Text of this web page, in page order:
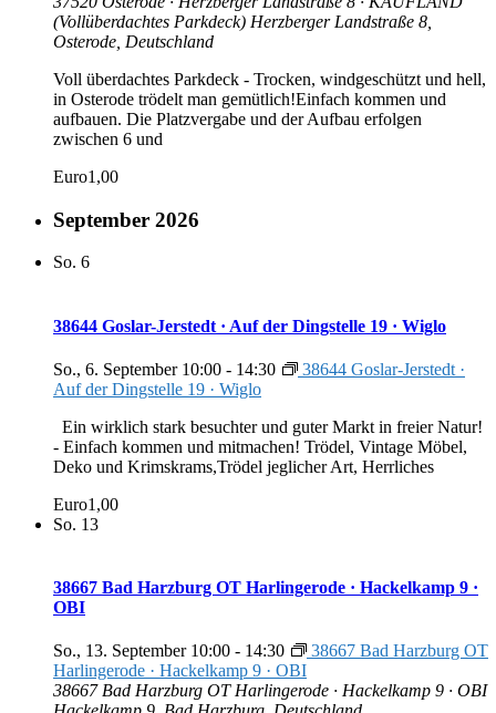
(Vollüberdachtes Parkdeck) Herzberger Landstraße 8,
Osterode, Deutschland
Voll überdachtes Parkdeck - Trocken, windgeschützt und hell,
in Osterode trödelt man gemütlich!Einfach kommen und
aufbauen. Die Platzvergabe und der Aufbau erfolgen
zwischen 6 und
Euro1,00
September 2026
So. 6
38644 Goslar-Jerstedt · Auf der Dingstelle 19 · Wiglo
So., 6. September 10:00 - 14:30
38644 Goslar-Jerstedt ·
Auf der Dingstelle 19 · Wiglo
Ein wirklich stark besuchter und guter Markt in freier Natur!
- Einfach kommen und mitmachen! Trödel, Vintage Möbel,
Deko und Krimskrams,Trödel jeglicher Art, Herrliches
Euro1,00
So. 13
38667 Bad Harzburg OT Harlingerode · Hackelkamp 9 ·
OBI
So., 13. September 10:00 - 14:30
38667 Bad Harzburg OT
Harlingerode · Hackelkamp 9 · OBI
38667 Bad Harzburg OT Harlingerode · Hackelkamp 9 · OBI